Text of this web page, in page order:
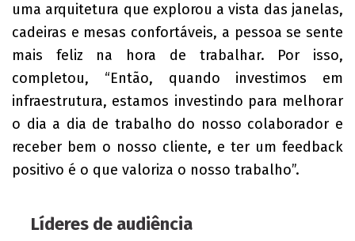
uma arquitetura que explorou a vista das janelas,
cadeiras e mesas confortáveis, a pessoa se sente
mais feliz na hora de trabalhar. Por isso,
completou, “Então, quando investimos em
infraestrutura, estamos investindo para melhorar
o dia a dia de trabalho do nosso colaborador e
receber bem o nosso cliente, e ter um feedback
positivo é o que valoriza o nosso trabalho”.
Líderes de audiência